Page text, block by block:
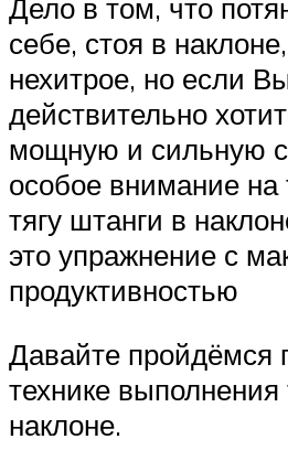
Дело в том, что
себе, стоя в
нехитрое, но если
действительно
мощную и сильную
особое внимание на
тягу штанги в
это упражнение с
продуктивностью
Давайте пройдёмся
технике выполнения
наклоне.